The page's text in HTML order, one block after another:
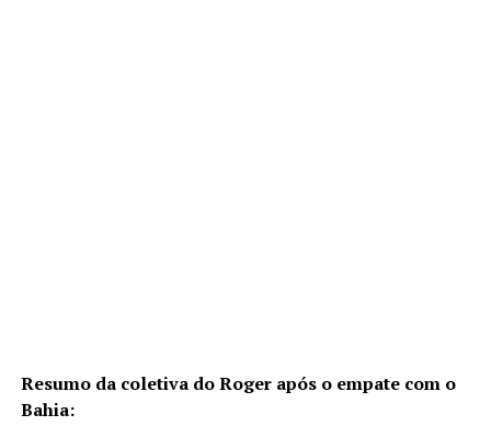
Resumo da coletiva do Roger após o empate com o
Bahia: